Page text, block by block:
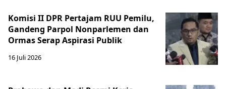
Komisi II DPR Pertajam RUU Pemilu,
Gandeng Parpol Nonparlemen dan
Ormas Serap Aspirasi Publik
16 Juli 2026